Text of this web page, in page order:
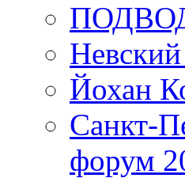
Йохан
Санкт-
форум